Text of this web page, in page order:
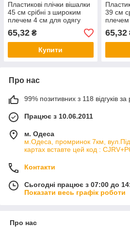
Пластикові плічки вішалки
45 см срібні з широким
плечем 4 см для одягу
65,32 ₴
Купити
39 см
65,32
Про нас
99% позитивних з 118 відгуків за
Працює з 10.06.2011
м. Одеса
м.Одеса, промринок 7км,
картах вставте цей код :
Контакти
Сьогодні працює з 07:00 до
Показати весь графік роботи
Про нас